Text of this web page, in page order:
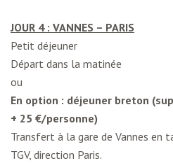
JOUR 4 : VANNES – PARIS
Petit déjeuner
Départ dans la matinée
ou
En option : déjeuner breton
+ 25 €/personne)
Transfert à la gare de Vannes en
TGV, direction Paris.